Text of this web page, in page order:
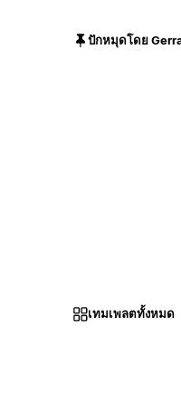
ปักหมุดโดย
เทมเพลตทั้งหมด